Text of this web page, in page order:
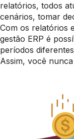
relatórios, todos
cenários, tomar
Com os relatórios
gestão ERP é
períodos
Assim, você